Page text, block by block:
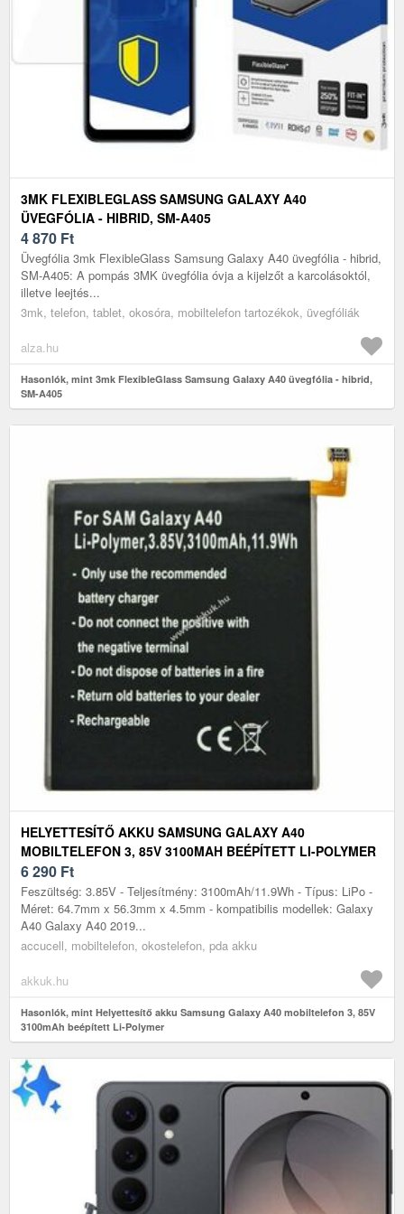
3MK FLEXIBLEGLASS SAMSUNG GALAXY A40
ÜVEGFÓLIA - HIBRID, SM-A405
4 870 Ft
Üvegfólia 3mk FlexibleGlass Samsung Galaxy A40 üvegfólia - hibrid,
SM-A405: A pompás 3MK üvegfólia óvja a kijelzőt a karcolásoktól,
illetve leejtés...
3mk, telefon, tablet, okosóra, mobiltelefon tartozékok, üvegfóliák
alza.hu
Hasonlók, mint 3mk FlexibleGlass Samsung Galaxy A40 üvegfólia - hibrid,
SM-A405
HELYETTESÍTŐ AKKU SAMSUNG GALAXY A40
MOBILTELEFON 3, 85V 3100MAH BEÉPÍTETT LI-POLYMER
6 290 Ft
Feszültség: 3.85V - Teljesítmény: 3100mAh/11.9Wh - Típus: LiPo -
Méret: 64.7mm x 56.3mm x 4.5mm - kompatibilis modellek: Galaxy
A40 Galaxy A40 2019...
accucell, mobiltelefon, okostelefon, pda akku
akkuk.hu
Hasonlók, mint Helyettesítő akku Samsung Galaxy A40 mobiltelefon 3, 85V
3100mAh beépített Li-Polymer